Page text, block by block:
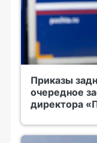
Приказы
очередное
директора